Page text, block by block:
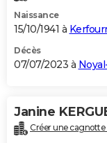
Naissance
15/10/1941 à
Décès
07/07/2023 à
Janine
Créer une cagnotte